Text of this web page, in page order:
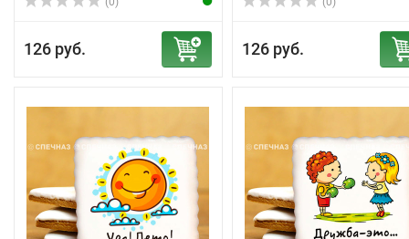
126 руб. 126 руб.